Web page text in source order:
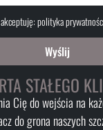
polityka
Wyślij
STAŁEGO
Cię do wejścia na
do grona naszych